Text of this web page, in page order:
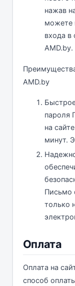
нажав
можете
входа в
AMD.by.
AMD.by
пароля
на
минут.
Письмо
только
Оплата
Оплата на
способ